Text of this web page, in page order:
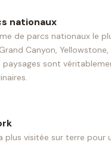
nationaux
de parcs nationaux le
Canyon, Yellowstone,
paysages sont
plus visitée sur terre pour